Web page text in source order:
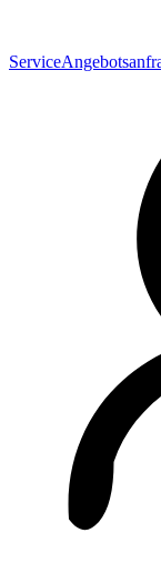
Service